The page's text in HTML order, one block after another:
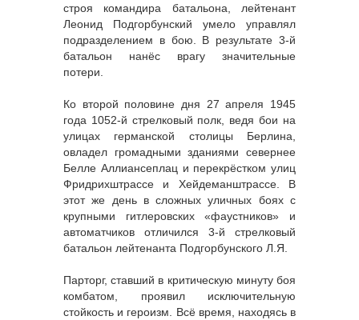
строя командира батальона, лейтенант
Леонид Подгорбунский умело управлял
подразделением в бою. В результате 3-й
батальон нанёс врагу значительные
потери.
Ко второй половине дня 27 апреля 1945
года 1052-й стрелковый полк, ведя бои на
улицах германской столицы Берлина,
овладел громадными зданиями севернее
Белле Аллиансеплац и перекрёстком улиц
Фридрихштрассе и Хейдеманштрассе. В
этот же день в сложных уличных боях с
крупными гитлеровских «фаустников» и
автоматчиков отличился 3-й стрелковый
батальон лейтенанта Подгорбунского Л.Я.
Парторг, ставший в критическую минуту боя
комбатом, проявил исключительную
стойкость и героизм. Всё время, находясь в